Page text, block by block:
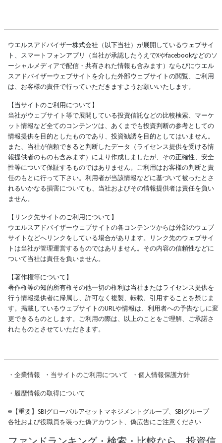
ウエルスアドバイザー株式会社（以下当社）が展開しているウェブサイ
ト、スマートフォンアプリ（当社が承認したうえでXやfacebookなどのソ
ーシャルメディアで配信・共有された情報も含みます）ならびにウエル
スアドバイザーウェブサイトを介した外部ウェブサイトの閲覧、ご利用
は、お客様の責任で行っていただきますようお願いいたします。
【当サイトのご利用について】
当社がウェブサイト等で展開している投資信託などの比較検索、マーケ
ット情報など全てのコンテンツは、あくまでも投資判断の参考としての
情報提供を目的としたものであり、投資勧誘を目的としてはいません。
また、当社が信頼できると判断したデータ（ライセンス提供を受ける情
報提供者のものも含みます）により作成しましたが、その正確性、安全
性等について保証するものではありません。ご利用はお客様の判断と責
任のもとに行って下さい。利用者が当該情報などに基づいて被ったとさ
れるいかなる損害についても、当社およびその情報提供者は責任を負い
ません。
【リンク先サイトのご利用について】
ウエルスアドバイザーウェブサイトの各コンテンツからは外部のウェブ
サイトなどへリンクをしている場合があります。リンク先のウェブサイ
トは当社が管理運営するものではありません。その内容の信頼性などに
ついて当社は責任を負いません。
【著作権等について】
著作権等の知的所有権その他一切の権利は当社またはライセンス提供を
行う情報提供者に帰属し、許可なく複製、転載、引用することを禁じま
す。掲載しているウェブサイトのURLや情報は、利用者への予告なしに変
更できるものとします。ご利用の際は、以上のことをご理解、ご承諾さ
れたものとさせていただきます。
・ 企業情報 ・ 当サイトのご利用について ・ 個人情報保護方針
・ 履歴情報の取得について
※【重要】SBIグローバルアセットマネジメントグループ、SBIグループ
各社および役職員を装った偽アカウント、偽広告にご注意ください